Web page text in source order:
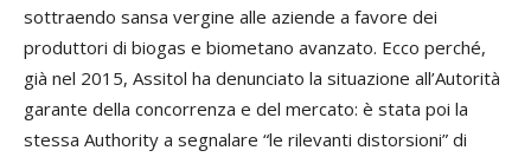
sottraendo sansa vergine alle aziende a favore dei
produttori di biogas e biometano avanzato. Ecco perché,
già nel 2015, Assitol ha denunciato la situazione all’Autorità
garante della concorrenza e del mercato: è stata poi la
stessa Authority a segnalare “le rilevanti distorsioni” di